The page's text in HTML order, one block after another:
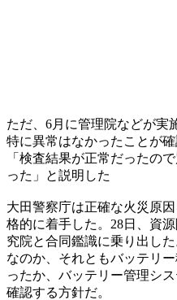
ただ、6月に管理院などが実
特に異常はなかったことが
「検査結果が正常だったの
った」と説明した
大田警察庁は正確な火災原
格的に着手した。28日、資
究院と合同鑑識に乗り出し
なのか、それともバッテリ
ったか、バッテリー管理シ
確認する方針だ。